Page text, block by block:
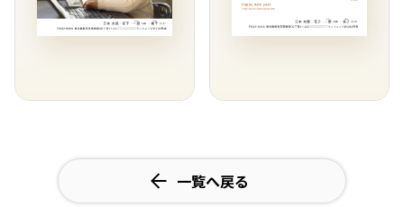
一覧へ戻る